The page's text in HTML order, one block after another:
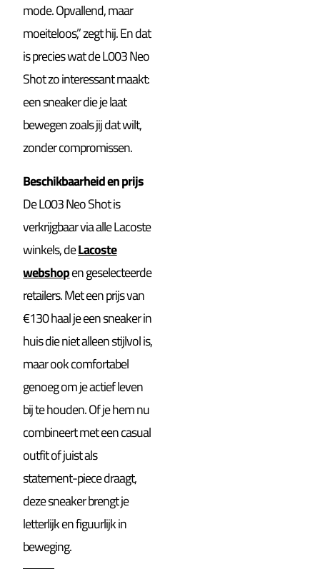
mode. Opvallend, maar
moeiteloos,” zegt hij. En dat
is precies wat de L003 Neo
Shot zo interessant maakt:
een sneaker die je laat
bewegen zoals jij dat wilt,
zonder compromissen.
Beschikbaarheid en prijs
De L003 Neo Shot is
verkrijgbaar via alle Lacoste
winkels, deLacoste
webshopen geselecteerde
retailers. Met een prijs van
€130 haal je een sneaker in
huis die niet alleen stijlvol is,
maar ook comfortabel
genoeg om je actief leven
bij te houden. Of je hem nu
combineert met een casual
outfit of juist als
statement-piece draagt,
deze sneaker brengt je
letterlijk en figuurlijk in
beweging.